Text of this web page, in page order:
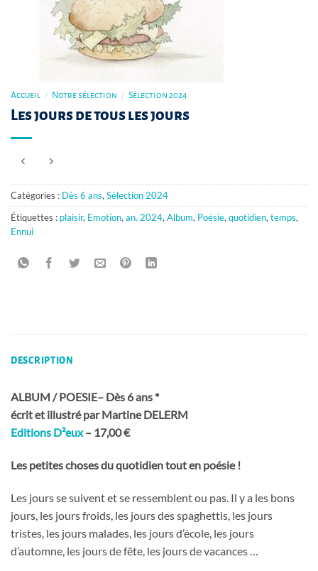
Accueil / Notre sélection / Sélection 2024
Les jours de tous les jours
Catégories : Dès 6 ans,Sélection 2024
Étiquettes : plaisir, Emotion,an. 2024,Album, Poésie,quotidien,temps,
Ennui
DESCRIPTION
ALBUM / POESIE– Dès 6 ans *
écrit et illustré par Martine DELERM
Editions D²eux– 17,00 €
Les petites choses du quotidien tout en poésie !
Les jours se suivent et se ressemblent ou pas. Il y a les bons
jours, les jours froids, les jours des spaghettis, les jours
tristes, les jours malades, les jours d’école, les jours
d’automne, les jours de fête, les jours de vacances …